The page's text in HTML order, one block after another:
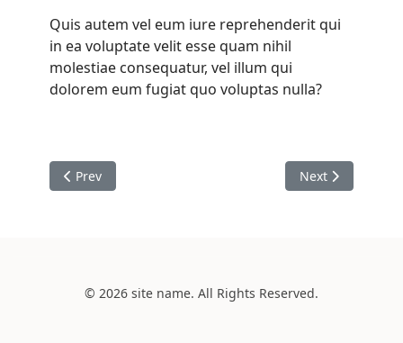
Quis autem vel eum iure reprehenderit qui
in ea voluptate velit esse quam nihil
molestiae consequatur, vel illum qui
dolorem eum fugiat quo voluptas nulla?
Previous article: Lorem sedus
Prev Next article:
Next
© 2026 site name. All Rights Reserved.